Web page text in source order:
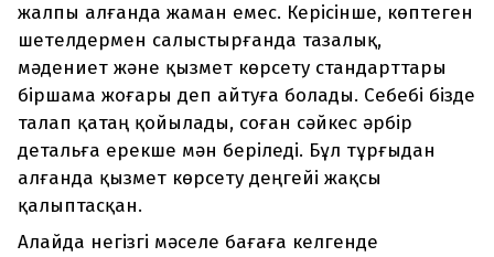
жалпы алғанда жаман емес. Керісінше, көптеген
шетелдермен салыстырғанда тазалық,
мәдениет және қызмет көрсету стандарттары
біршама жоғары деп айтуға болады. Себебі бізде
талап қатаң қойылады, соған сәйкес әрбір
детальға ерекше мән беріледі. Бұл тұрғыдан
алғанда қызмет көрсету деңгейі жақсы
қалыптасқан.
Алайда негізгі мәселе бағаға келгенде